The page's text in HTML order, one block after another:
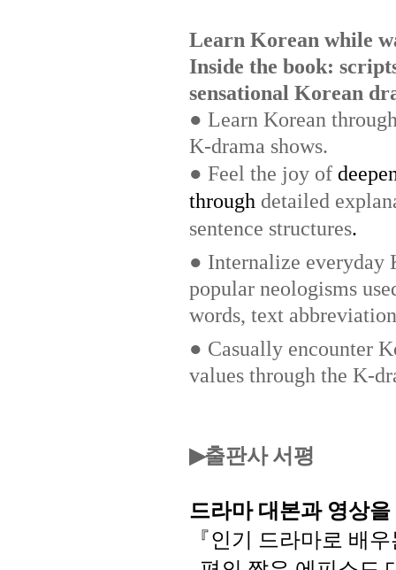
Learn Korean while
Inside the book:
sensational Korean
● Learn Korean
K-drama shows.
● Feel the joy of
through detailed
sentence structures.
● Internalize everyday
popular neologisms
words, text
● Casually encounter
values through the K-
▶출판사 서평
드라마 대본과 영상을
『인기 드라마로 배